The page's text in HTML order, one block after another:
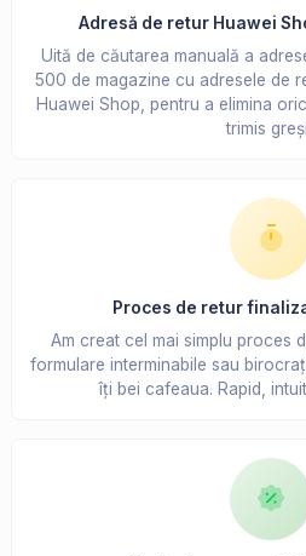
Adresă de retur Huawei
Uită de căutarea manuală a
500 de magazine cu adresele de
Huawei Shop, pentru a elimina
trimis
Proces de retur
Am creat cel mai simplu proces
formulare interminabile sau
îți bei cafeaua. Rapid,